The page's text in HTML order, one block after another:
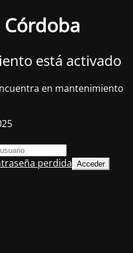
Córdoba
está activado
en mantenimiento
perdida